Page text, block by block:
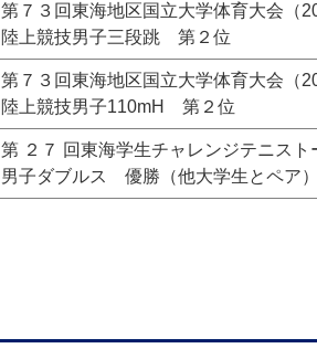
第７３回東海地区国立大学体育大会（
陸上競技男子三段跳 第２位
第７３回東海地区国立大学体育大会（
陸上競技男子110mH 第２位
第 ２７ 回東海学生チャレンジテニス
男子ダブルス 優勝（他大学生とペア）